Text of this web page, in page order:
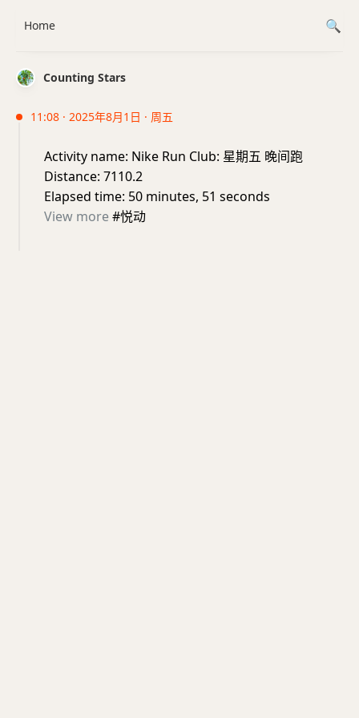
Counting Stars
11:08 · 2025年8月1日 · 周五
Activity name: Nike Run Club: 星期五 晚间跑
Distance: 7110.2
Elapsed time: 50 minutes, 51 seconds
View more#悦动
Home